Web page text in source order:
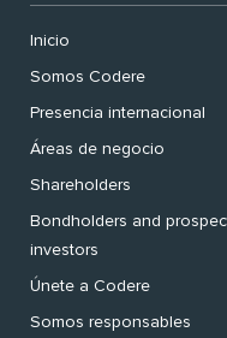
Inicio
Somos Codere
Presencia internacional
Áreas de negocio
Shareholders
Bondholders and
investors
Únete a Codere
Somos responsables